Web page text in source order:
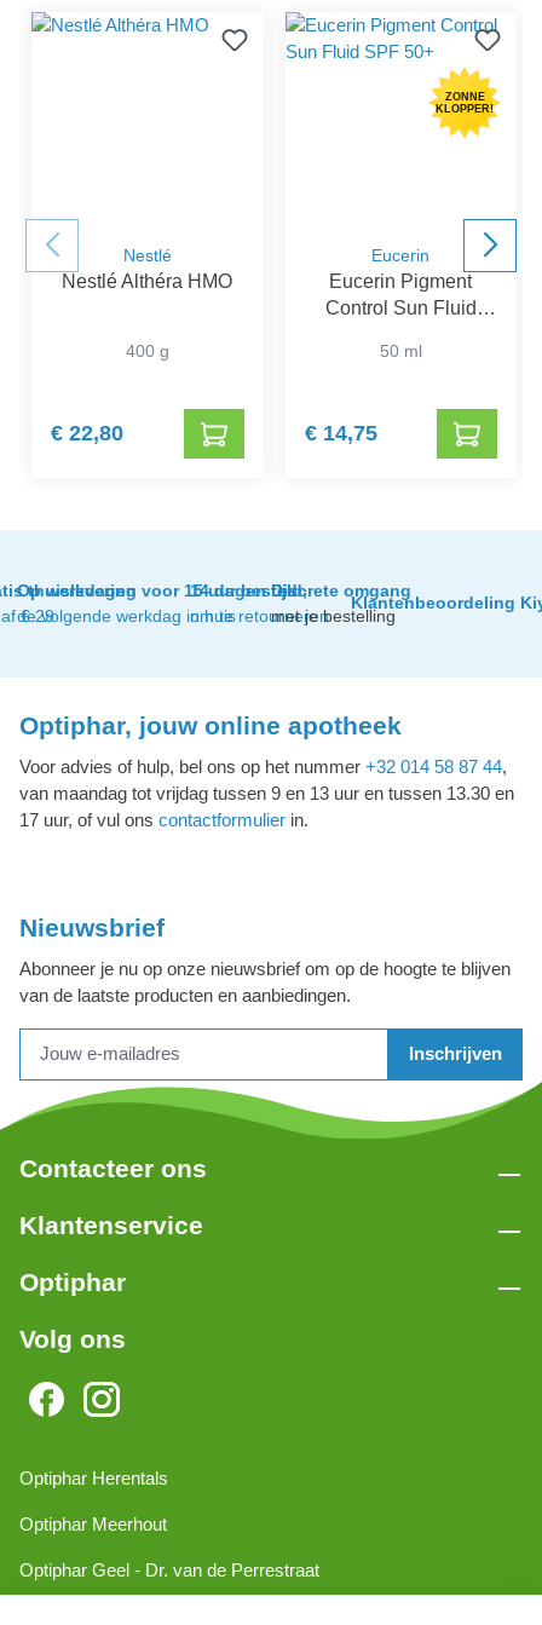
Nestlé
Nestlé Althéra HMO
400 g
€ 22,80
ZONNE
KLOPPER!
Eucerin
Eucerin Pigment
Control Sun Fluid
50 ml
€ 14,75
thuislevering
€ 29
Op werkdagen voor 15 uur besteld,
de volgende werkdag in huis
14 dagen tijd
om te retourneren
Discrete omgang
met je bestelling
Klantenbeoordeling
Optiphar, jouw online apotheek
Voor advies of hulp, bel ons op het nummer +32 014 58 87 44,
van maandag tot vrijdag tussen 9 en 13 uur en tussen 13.30 en
17 uur, of vul ons contactformulier in.
Nieuwsbrief
Abonneer je nu op onze nieuwsbrief om op de hoogte te blijven
van de laatste producten en aanbiedingen.
Inschrijven
Contacteer ons
Klantenservice
Optiphar
Volg ons
Optiphar Herentals
Optiphar Meerhout
Optiphar Geel - Dr. van de Perrestraat